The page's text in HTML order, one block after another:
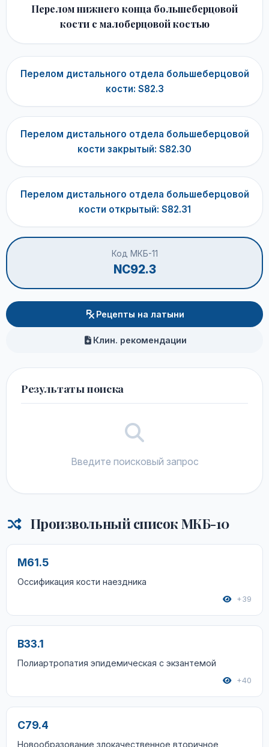
Перелом нижнего конца большеберцовой
кости с малоберцовой костью
Перелом дистального отдела большеберцовой
кости: S82.3
Перелом дистального отдела большеберцовой
кости закрытый: S82.30
Перелом дистального отдела большеберцовой
кости открытый: S82.31
Код МКБ-11
NC92.3
Рецепты на латыни
Клин. рекомендации
Результаты поиска
Введите поисковый запрос
Произвольный список МКБ-10
M61.5
Оссификация кости наездника
+39
B33.1
Полиартропатия эпидемическая с экзантемой
+40
C79.4
Новообразование злокачественное вторичное